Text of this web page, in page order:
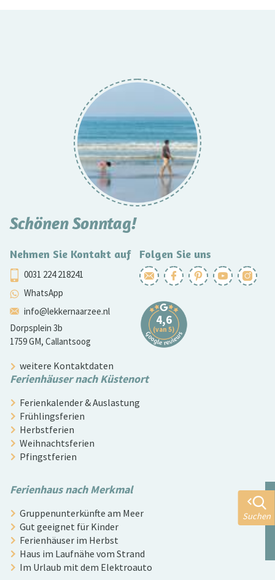
Schönen Sonntag!
Nehmen Sie Kontakt auf
0031 224 218241
WhatsApp
info@lekkernaarzee.nl
Dorpsplein 3b
1759 GM, Callantsoog
Folgen Sie uns
weitere Kontaktdaten
Ferienhäuser nach Küstenort
Ferienkalender & Auslastung
Frühlingsferien
Herbstferien
Weihnachtsferien
Pfingstferien
Ferienhaus nach Merkmal
Gruppenunterkünfte am Meer
Gut geeignet für Kinder
Ferienhäuser im Herbst
Haus im Laufnähe vom Strand
Im Urlaub mit dem Elektroauto
Suchen